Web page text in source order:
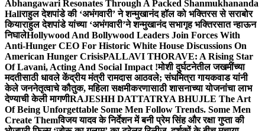
Abhangawari Resonates Through A Packed Shanmukhananda
Hallराहुल देशपांडे की ‘अभंगवारी’ ने शन्मुखानंद हॉल को भक्तिरस से सराबोर
कियाराहुल देशपांडे यांच्या ‘अभंगवारी’ने शन्मुखानंद सभागृह भक्तिरसात न्हाऊन
निघालेHollywood And Bollywood Leaders Join Forces With
Anti-Hunger CEO For Historic White House Discussions On
American Hunger CrisisPALLAVI THORAVE: A Rising Star
Of Lavani, Acting And Social Impact !मोशी दुर्घटनेतील जखमींच्या
मदतीसाठी धावले केंद्रीय मंत्री रामदास आठवले; संघमित्रा गायकवाड यांनी
केले जननेतृत्वाचे कौतुक, महिला सक्षमीकरणासाठी शासनाच्या योजनांचा लाभ
देण्याची केली मागणीRAJESHH DATTATRYA BHUJLE The Art
Of Being Unforgettable Some Men Follow Trends. Some Men
Create Themविजय यादव के निर्देशन में बनी प्रेम सिंह और रक्षा गुप्ता की